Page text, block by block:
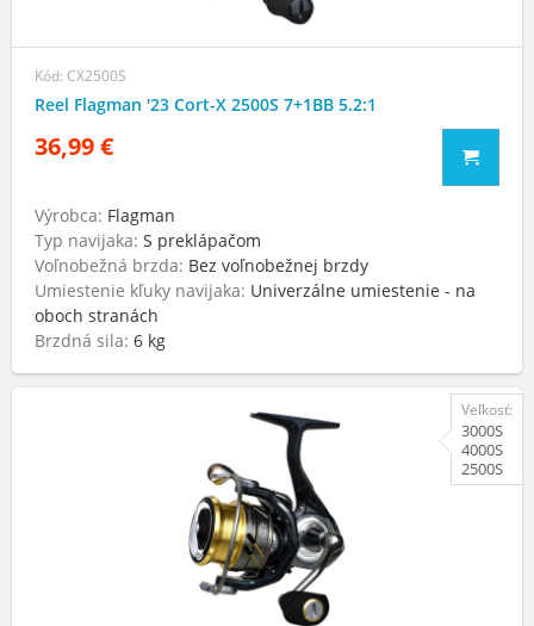
Kód: CX2500S
Reel Flagman '23 Cort-X 2500S 7+1BB 5.2:1
36,99 €
Výrobca: Flagman
Typ navijaka: S preklápačom
Voľnobežná brzda: Bez voľnobežnej brzdy
Umiestenie kľuky navijaka: Univerzálne umiestenie - na
oboch stranách
Brzdná sila: 6 kg
Veľkosť:
3000S
4000S
2500S